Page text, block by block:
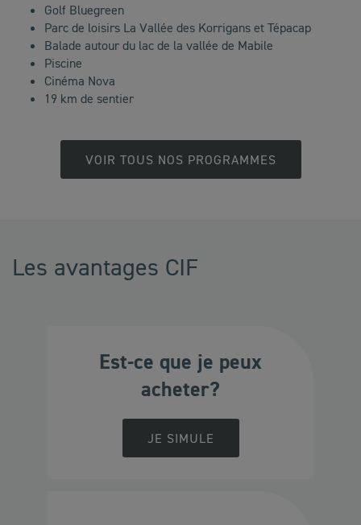
Golf Bluegreen
Parc de loisirs La Vallée des Korrigans et Tépacap
Balade autour du lac de la vallée de Mabile
Piscine
Cinéma Nova
19 km de sentier
VOIR TOUS NOS PROGRAMMES
Les avantages CIF
Est-ce que je peux
acheter?
JE SIMULE